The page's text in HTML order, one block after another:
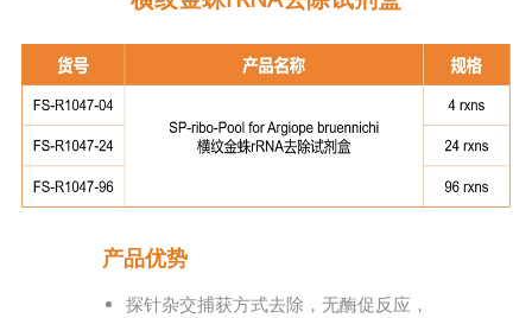
产品优势
探针杂交捕获方式去除，无酶促反应，